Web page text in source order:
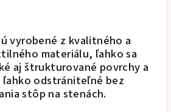
vyrobené z kvalitného a
materiálu, ľahko sa
aj štrukturované povrchy a
ľahko odstrániteľné bez
stôp na stenách.